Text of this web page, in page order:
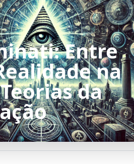
Entre
na
da